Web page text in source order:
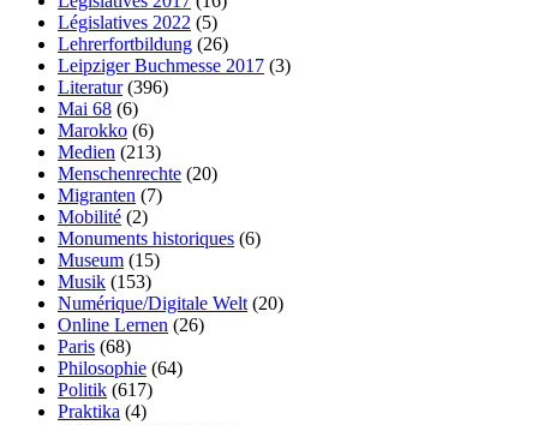
Législatives 2022 (5)
Lehrerfortbildung (26)
Leipziger Buchmesse 2017 (3)
Literatur(396)
Mai 68 (6)
Marokko (6)
Medien (213)
Menschenrechte (20)
Migranten (7)
Mobilité (2)
Monuments historiques (6)
Museum (15)
Musik (153)
Numérique/Digitale Welt (20)
Online Lernen (26)
Paris (68)
Philosophie (64)
Politik (617)
Praktika (4)